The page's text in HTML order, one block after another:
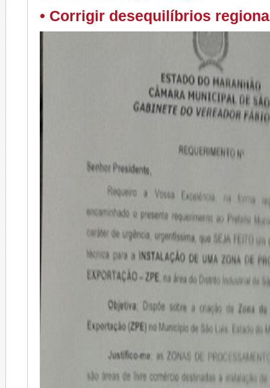
• Corrigir desequilíbrios